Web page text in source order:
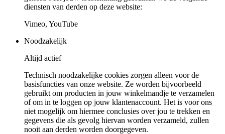
diensten van derden op deze website:
Vimeo, YouTube
Noodzakelijk
Altijd actief
Technisch noodzakelijke cookies zorgen alleen voor de
basisfuncties van onze website. Ze worden bijvoorbeeld
gebruikt om producten in jouw winkelmandje te verzamelen
of om in te loggen op jouw klantenaccount. Het is voor ons
niet mogelijk om hiermee conclusies over jou te trekken en
gegevens die als gevolg hiervan worden verzameld, zullen
nooit aan derden worden doorgegeven.